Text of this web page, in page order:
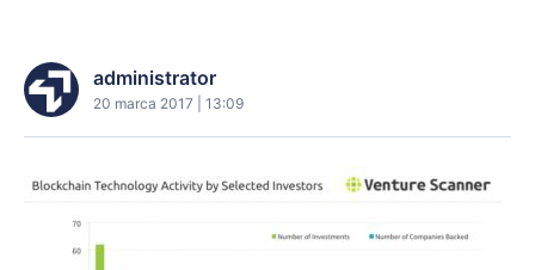
administrator
20 marca 2017 | 13:09